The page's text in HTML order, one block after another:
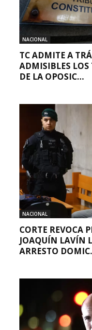
NACIONAL
TC ADMITE A
ADMISIBLES LOS
DE LA OPOSIC...
NACIONAL
CORTE REVOCA
JOAQUÍN LAVÍN
ARRESTO